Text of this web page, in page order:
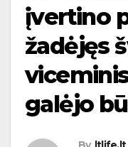
įvertino
žadėjęs
galėjo